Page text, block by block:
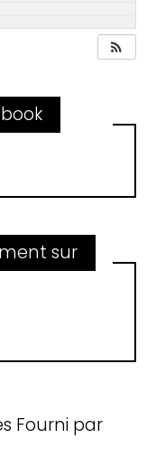
sur
Fourni par